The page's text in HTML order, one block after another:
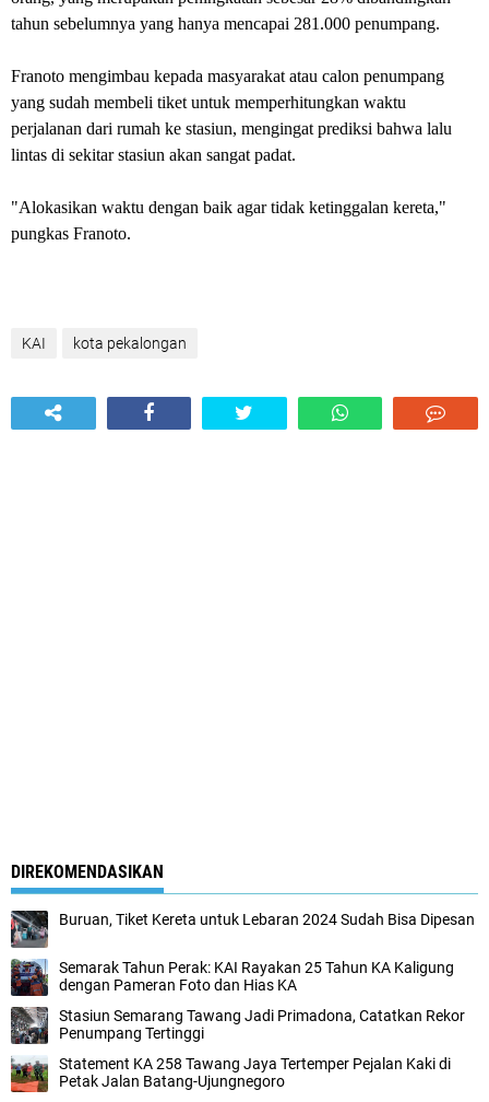
tahun sebelumnya yang hanya mencapai 281.000 penumpang.
Franoto mengimbau kepada masyarakat atau calon penumpang
yang sudah membeli tiket untuk memperhitungkan waktu
perjalanan dari rumah ke stasiun, mengingat prediksi bahwa lalu
lintas di sekitar stasiun akan sangat padat.
"Alokasikan waktu dengan baik agar tidak ketinggalan kereta,"
pungkas Franoto.
KAI kota pekalongan
DIREKOMENDASIKAN
Buruan, Tiket Kereta untuk Lebaran 2024 Sudah Bisa Dipesan
Semarak Tahun Perak: KAI Rayakan 25 Tahun KA Kaligung
dengan Pameran Foto dan Hias KA
Stasiun Semarang Tawang Jadi Primadona, Catatkan Rekor
Penumpang Tertinggi
Statement KA 258 Tawang Jaya Tertemper Pejalan Kaki di
Petak Jalan Batang-Ujungnegoro